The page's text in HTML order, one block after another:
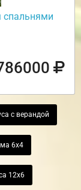
с верандой
6х4
12х6